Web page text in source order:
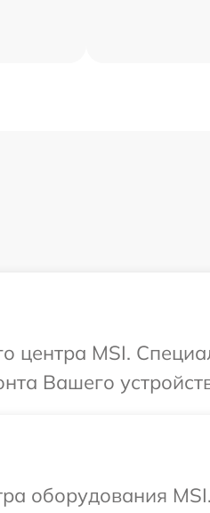
центра MSI.
Вашего
оборудования